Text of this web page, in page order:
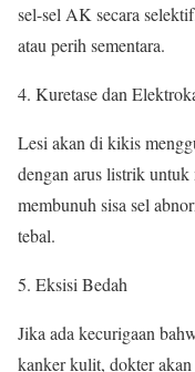
sel-sel AK secara
atau perih sementara.
Kuretase dan
Lesi akan di kikis
dengan arus listrik untuk
membunuh sisa sel
tebal.
Eksisi Bedah
Jika ada kecurigaan
kanker kulit, dokter akan